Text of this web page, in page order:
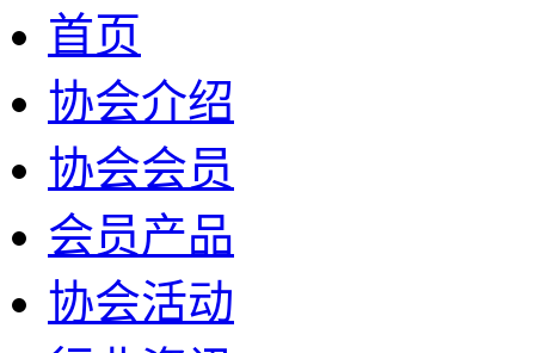
首页
协会介绍
协会会员
会员产品
协会活动